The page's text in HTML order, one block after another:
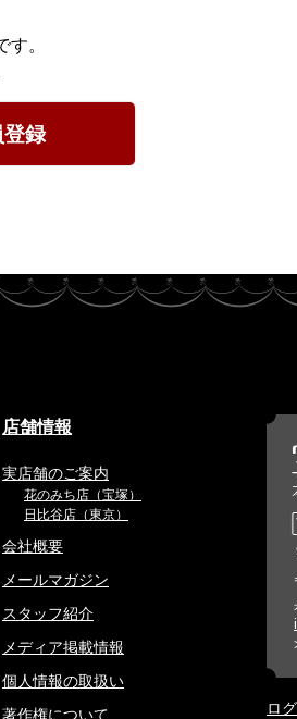
。
録
店舗情報
実店舗のご案内
花のみち店（宝塚）
日比谷店（東京）
会社概要
メールマガジン
スタッフ紹介
メディア掲載情報
個人情報の取扱い
著作権について
ロ